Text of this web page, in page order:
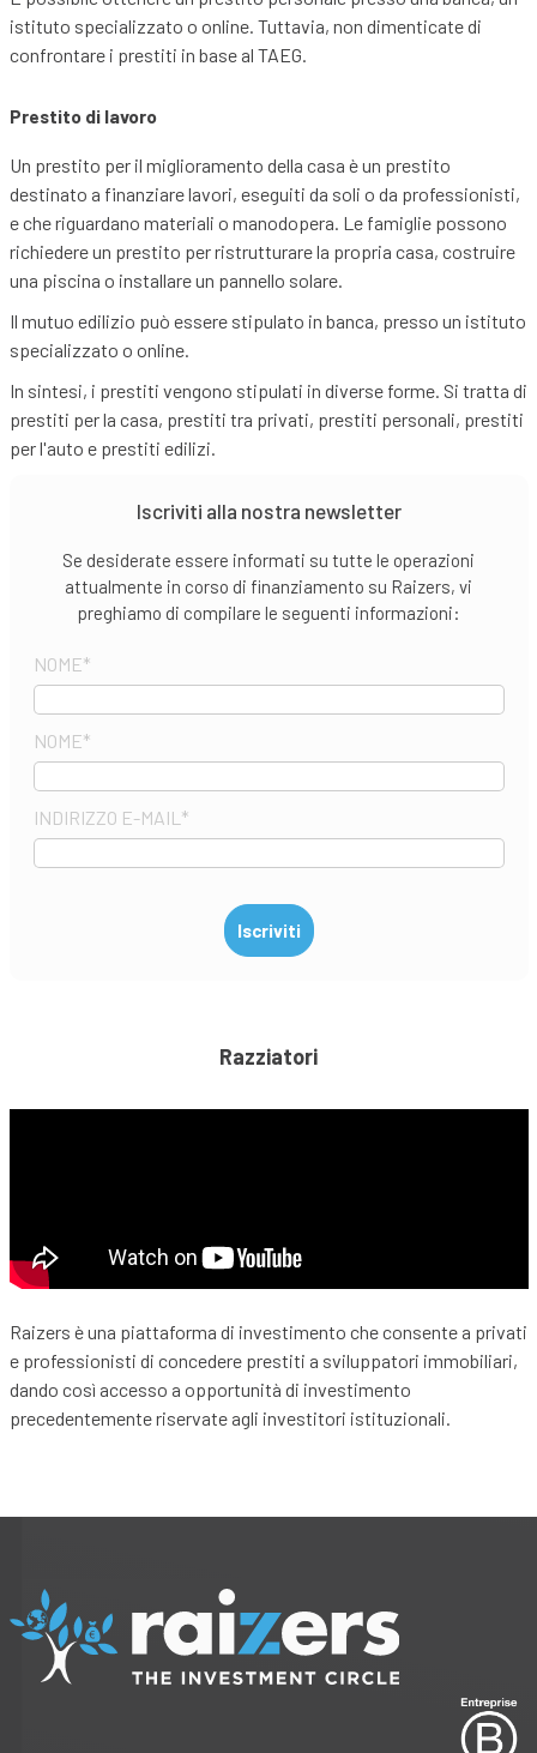
istituto specializzato o online. Tuttavia, non dimenticate di
confrontare i prestiti in base al TAEG.
Prestito di lavoro
Un prestito per il miglioramento della casa è un prestito
destinato a finanziare lavori, eseguiti da soli o da professionisti,
e che riguardano materiali o manodopera. Le famiglie possono
richiedere un prestito per ristrutturare la propria casa, costruire
una piscina o installare un pannello solare.
Il mutuo edilizio può essere stipulato in banca, presso un istituto
specializzato o online.
In sintesi, i prestiti vengono stipulati in diverse forme. Si tratta di
prestiti per la casa, prestiti tra privati, prestiti personali, prestiti
per l'auto e prestiti edilizi.
Iscriviti alla nostra newsletter
Se desiderate essere informati su tutte le operazioni
attualmente in corso di finanziamento su Raizers, vi
preghiamo di compilare le seguenti informazioni:
NOME*
NOME*
INDIRIZZO E-MAIL *
Razziatori
Raizers è una piattaforma di investimento che consente a privati
e professionisti di concedere prestiti a sviluppatori immobiliari,
dando così accesso a opportunità di investimento
precedentemente riservate agli investitori istituzionali.